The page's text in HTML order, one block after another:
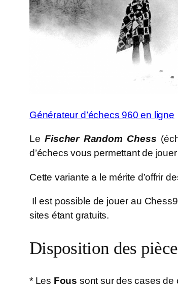
Générateur d’échecs 960 en ligne
LeFischer Random Chess
d’échecs vous permettant de
Cette variante a le mérite d’offrir
Il est possible de jouer au
sites étant gratuits.
Disposition des
* Les Fous sont sur des cases de